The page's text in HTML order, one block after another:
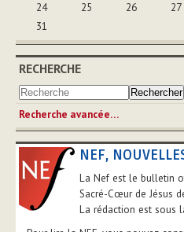
24
25 26 27
31
RECHERCHE
Recherche avancée…
NEF,
La Nef est le bulletin
Sacré-Cœur de Jésus
La rédaction est sous